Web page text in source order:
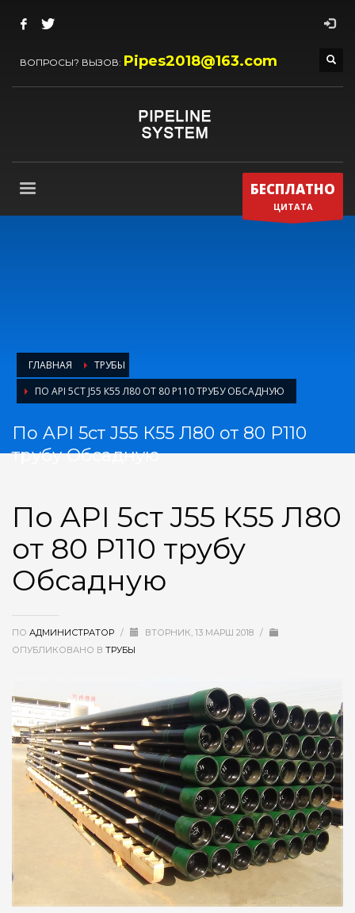
ВОПРОСЫ? ВЫЗОВ: Pipes2018@163.com
БЕСПЛАТНО
ЦИТАТА
ГЛАВНАЯ
ТРУБЫ
ПО API 5СТ J55 К55 Л80 ОТ 80 Р110 ТРУБУ ОБСАДНУЮ
По API 5ст J55 К55 Л80 от 80 Р110
трубу Обсадную
По API 5ст J55 К55 Л80
от 80 Р110 трубу
Обсадную
ПО АДМИНИСТРАТОР / ВТОРНИК, 13 МАРШ 2018 /
ОПУБЛИКОВАНО В ТРУБЫ